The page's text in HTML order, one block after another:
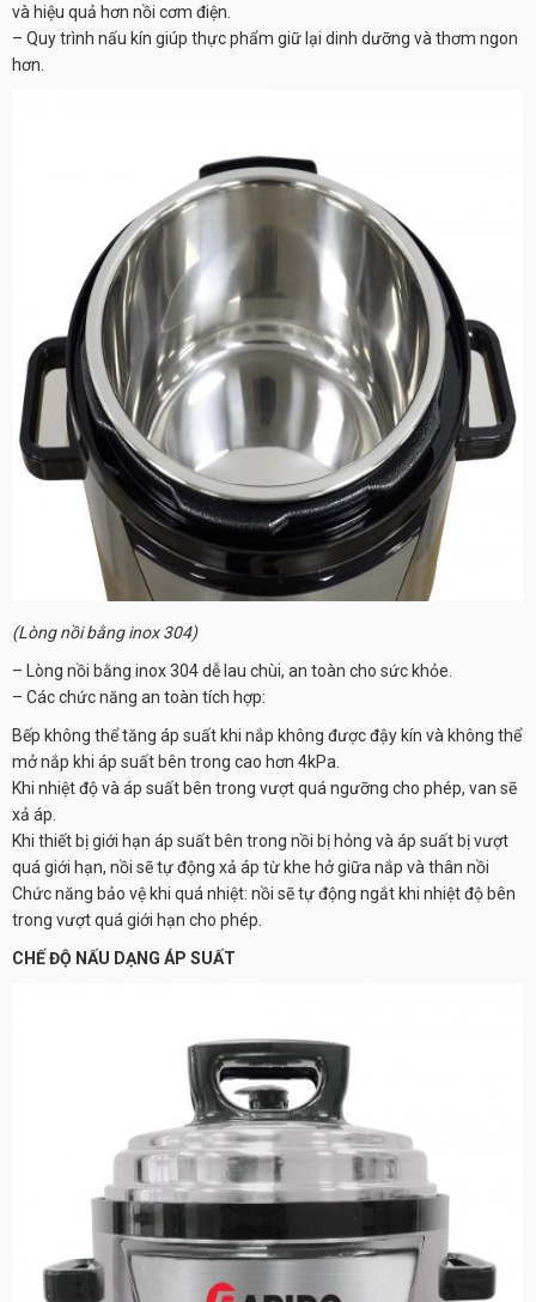
và hiệu quả hơn nồi cơm điện.
– Quy trình nấu kín giúp thực phẩm giữ lại dinh dưỡng và thơm ngon
hơn.
(Lòng nồi bằng inox 304)
– Lòng nồi bằng inox 304 dễ lau chùi, an toàn cho sức khỏe.
– Các chức năng an toàn tích hợp:
Bếp không thể tăng áp suất khi nắp không được đậy kín và không thể
mở nắp khi áp suất bên trong cao hơn 4kPa.
Khi nhiệt độ và áp suất bên trong vượt quá ngưỡng cho phép, van sẽ
xả áp.
Khi thiết bị giới hạn áp suất bên trong nồi bị hỏng và áp suất bị vượt
quá giới hạn, nồi sẽ tự động xả áp từ khe hở giữa nắp và thân nồi
Chức năng bảo vệ khi quá nhiệt: nồi sẽ tự động ngắt khi nhiệt độ bên
trong vượt quá giới hạn cho phép.
CHẾ ĐỘ NẤU DẠNG ÁP SUẤT